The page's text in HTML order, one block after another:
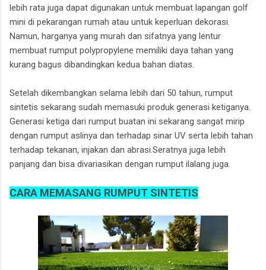
lebih rata juga dapat digunakan untuk membuat lapangan golf
mini di pekarangan rumah atau untuk keperluan dekorasi.
Namun, harganya yang murah dan sifatnya yang lentur
membuat rumput polypropylene memiliki daya tahan yang
kurang bagus dibandingkan kedua bahan diatas.
Setelah dikembangkan selama lebih dari 50 tahun, rumput
sintetis sekarang sudah memasuki produk generasi ketiganya.
Generasi ketiga dari rumput buatan ini sekarang sangat mirip
dengan rumput aslinya dan terhadap sinar UV serta lebih tahan
terhadap tekanan, injakan dan abrasi.Seratnya juga lebih
panjang dan bisa divariasikan dengan rumput ilalang juga.
CARA MEMASANG RUMPUT SINTETIS